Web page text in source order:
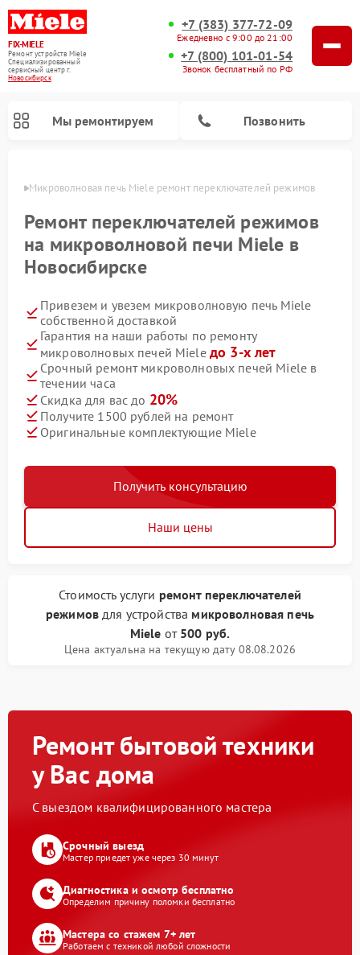
FIX-MIELE
Ремонт устройств Miele
Специализированный
cервисный центр г.
Новосибирск
+7 (383) 377-72-09
Ежедневно с 9:00 до 21:00
+7 (800) 101-01-54
Звонок бесплатный по РФ
Мы ремонтируем Позвонить
Микроволновая печь Miele ремонт переключателей режимов
Ремонт переключателей режимов
на микроволновой печи Miele в
Новосибирске
Привезем и увезем микроволновую печь Miele
собственной доставкой
Гарантия на наши работы по ремонту
микроволновых печей Miele до 3-х лет
Срочный ремонт микроволновых печей Miele в
течении часа
Скидка для вас до 20%
Получите 1500 рублей на ремонт
Оригинальные комплектующие Miele
Получить консультацию
Наши цены
Стоимость услуги ремонт переключателей
режимовдля устройства микроволновая печь
Miele от 500 руб.
Цена актуальна на текущую дату 08.08.2026
Ремонт бытовой техники
у Вас дома
С выездом квалифицированного мастера
Срочный выезд
Мастер приедет уже через 30 минут
Диагностика и осмотр бесплатно
Определим причину поломки бесплатно
Мастера со стажем 7+ лет
Работаем с техникой любой сложности